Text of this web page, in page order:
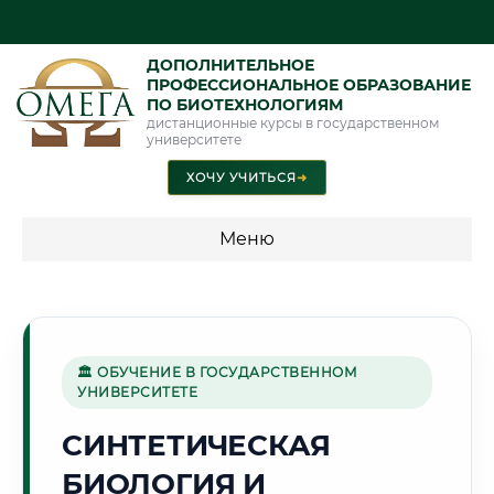
ДОПОЛНИТЕЛЬНОЕ
ПРОФЕССИОНАЛЬНОЕ ОБРАЗОВАНИЕ
ПО БИОТЕХНОЛОГИЯМ
дистанционные курсы в государственном
университете
ХОЧУ УЧИТЬСЯ➜
Меню
🏔️
Г. ЧИТА
🏛 ОБУЧЕНИЕ В ГОСУДАРСТВЕННОМ
УНИВЕРСИТЕТЕ
СИНТЕТИЧЕСКАЯ
БИОЛОГИЯ И